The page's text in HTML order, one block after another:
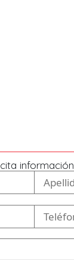
información